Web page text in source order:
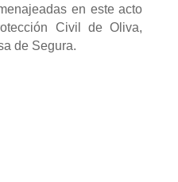
en este acto
Civil de Oliva,
de Segura.